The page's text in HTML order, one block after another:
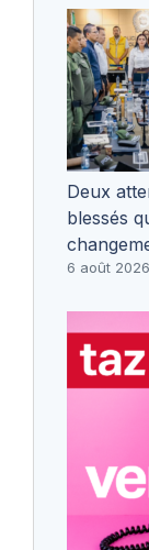
Deux
blessés
6 août 2026